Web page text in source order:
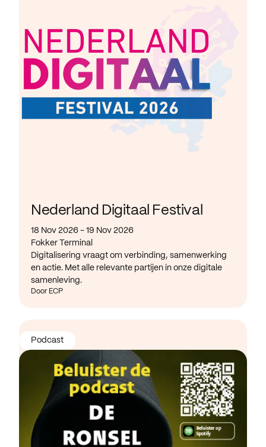
Nederland Digitaal Festival
18 Nov 2026 - 19 Nov 2026
Fokker Terminal
Digitalisering vraagt om verbinding, samenwerking
en actie. Met alle relevante partijen in onze digitale
samenleving.
Door ECP
Podcast